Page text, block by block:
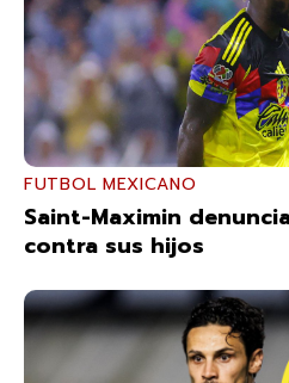
FUTBOL MEXICANO
Saint-Maximin
contra sus hijos